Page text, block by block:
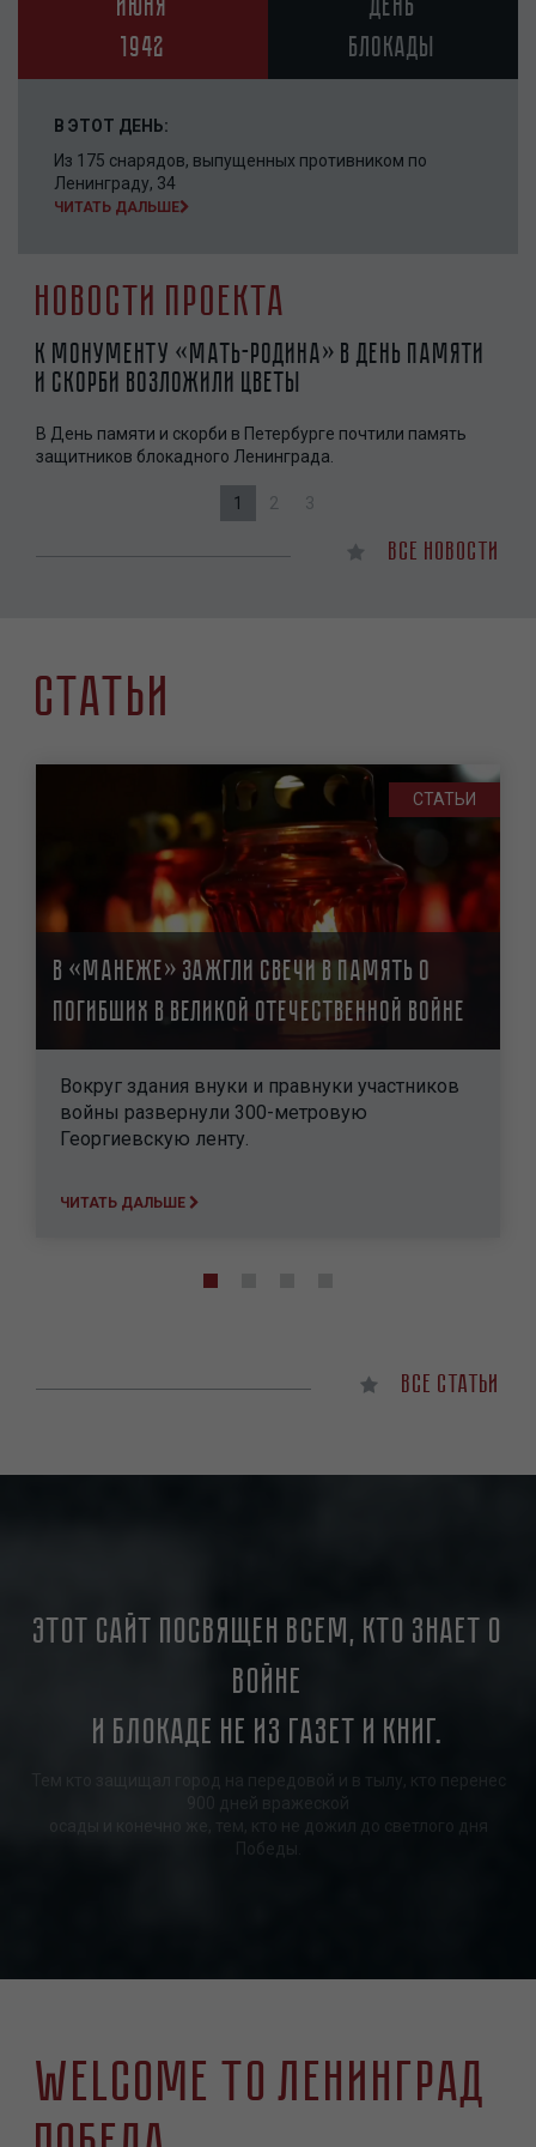
1942
блокады
В ЭТОТ ДЕНЬ:
Из 175 снарядов, выпущенных противником по
Ленинграду, 34
ЧИТАТЬ ДАЛЬШЕ
Новости проекта
К монументу «Мать-Родина» в День памяти
и скорби возложили цветы
В День памяти и скорби в Петербурге почтили память
защитников блокадного Ленинграда.
1 2 3
Все новости
Статьи
СТАТЬИ
В «Манеже» зажгли свечи в память о
погибших в Великой Отечественной войне
Вокруг здания внуки и правнуки участников
войны развернули 300-метровую
Георгиевскую ленту.
ЧИТАТЬ ДАЛЬШЕ
Текущая
1
Все статьи
Этот сайт посвящен всем, кто знает о
войне
и блокаде не из газет и книг.
Тем кто защищал город на передовой и в тылу, кто перенес
осады и конечно же, тем, кто не дожил до светлого дня
Welcome to Ленинград